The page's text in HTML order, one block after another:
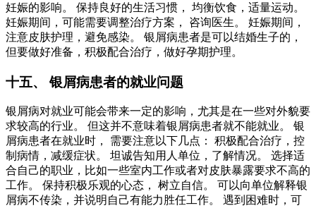
妊娠的影响。 保持良好的生活习惯， 均衡饮食，适量运动。
妊娠期间，可能需要调整治疗方案， 咨询医生。 妊娠期间，
注意皮肤护理，避免感染。 银屑病患者是可以结婚生子的，
但要做好准备，积极配合治疗，做好孕期护理。
十五、 银屑病患者的就业问题
银屑病对就业可能会带来一定的影响，尤其是在一些对外貌要
求较高的行业。 但这并不意味着银屑病患者就不能就业。 银
屑病患者在就业时， 需要注意以下几点： 积极配合治疗，控
制病情，减缓症状。 坦诚告知用人单位，了解情况。 选择适
合自己的职业，比如一些室内工作或者对皮肤暴露要求不高的
工作。 保持积极乐观的心态， 树立自信。 可以向单位解释银
屑病不传染，并说明自己有能力胜任工作。 遇到困难时，可